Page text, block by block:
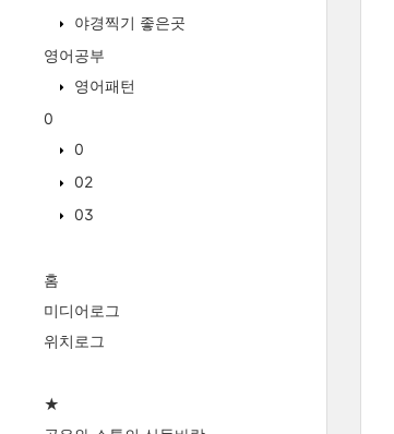
야경찍기 좋은곳
영어공부
영어패턴
0
0
02
03
홈
미디어로그
위치로그
★